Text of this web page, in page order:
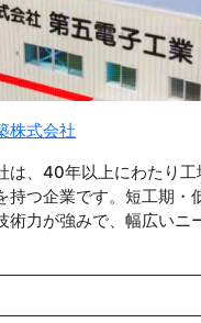
株式会社
は、40年以上にわたり
持つ企業です。短工期・
術力が強みで、幅広いニ